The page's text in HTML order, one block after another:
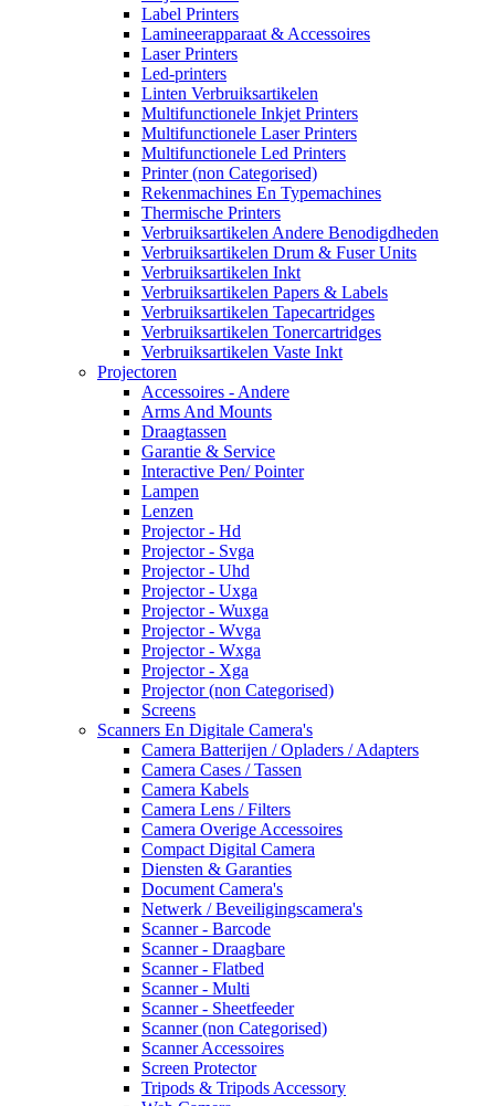
Label Printers
Lamineerapparaat & Accessoires
Laser Printers
Led-printers
Linten Verbruiksartikelen
Multifunctionele Inkjet Printers
Multifunctionele Laser Printers
Multifunctionele Led Printers
Printer (non Categorised)
Rekenmachines En Typemachines
Thermische Printers
Verbruiksartikelen Andere Benodigdheden
Verbruiksartikelen Drum & Fuser Units
Verbruiksartikelen Inkt
Verbruiksartikelen Papers & Labels
Verbruiksartikelen Tapecartridges
Verbruiksartikelen Tonercartridges
Verbruiksartikelen Vaste Inkt
Projectoren
Accessoires - Andere
Arms And Mounts
Draagtassen
Garantie & Service
Interactive Pen/ Pointer
Lampen
Lenzen
Projector - Hd
Projector - Svga
Projector - Uhd
Projector - Uxga
Projector - Wuxga
Projector - Wvga
Projector - Wxga
Projector - Xga
Projector (non Categorised)
Screens
Scanners En Digitale Camera's
Camera Batterijen / Opladers / Adapters
Camera Cases / Tassen
Camera Kabels
Camera Lens / Filters
Camera Overige Accessoires
Compact Digital Camera
Diensten & Garanties
Document Camera's
Netwerk / Beveiligingscamera's
Scanner - Barcode
Scanner - Draagbare
Scanner - Flatbed
Scanner - Multi
Scanner - Sheetfeeder
Scanner (non Categorised)
Scanner Accessoires
Screen Protector
Tripods & Tripods Accessory